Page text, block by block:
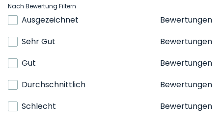
Nach Bewertung Filtern
Ausgezeichnet
Bewertungen
Sehr Gut
Bewertungen
Gut
Bewertungen
Durchschnittlich
Bewertungen
Schlecht
Bewertungen